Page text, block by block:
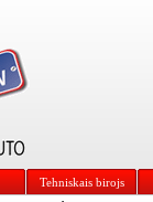
Tehniskais birojs